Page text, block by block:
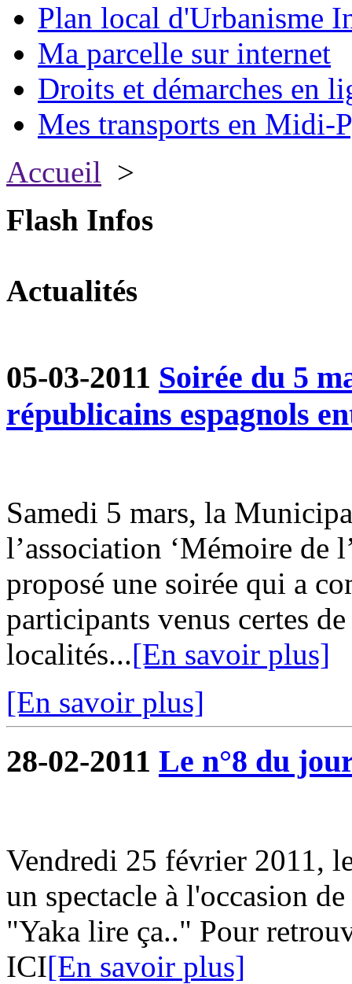
Plan local d'Urbanisme
Ma parcelle sur internet
Droits et démarches en
Mes transports en Midi-
Accueil >
Flash Infos
Actualités
05-03-2011 Soirée du 5
républicains espagnols
Samedi 5 mars, la
l’association ‘Mémoire de
proposé une soirée qui a
participants venus certes
localités...[En savoir plus]
[En savoir plus]
28-02-2011 Le n°8 du
Vendredi 25 février 2011,
un spectacle à l'occasion
"Yaka lire ça.." Pour
ICI[En savoir plus]